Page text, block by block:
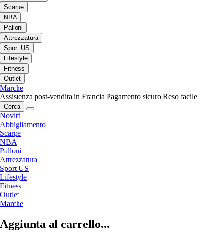
Scarpe
NBA
Palloni
Attrezzatura
Sport US
Lifestyle
Fitness
Outlet
Marche
Assistenza post-vendita in Francia Pagamento sicuro Reso facile
Cerca
Novità
Abbigliamento
Scarpe
NBA
Palloni
Attrezzatura
Sport US
Lifestyle
Fitness
Outlet
Marche
Aggiunta al carrello...